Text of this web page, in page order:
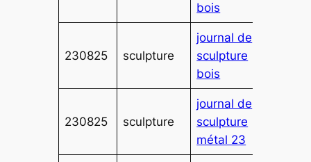
bois
230825 sculpture
journal de
sculpture
bois
230825 sculpture
journal de
sculpture
métal 23